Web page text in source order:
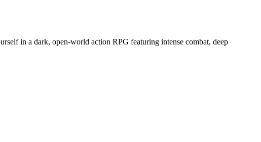
in a dark, open-world action RPG featuring intense combat, deep